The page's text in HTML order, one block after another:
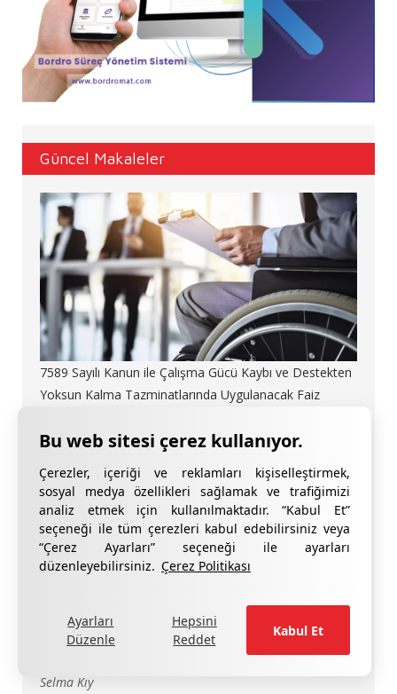
Çerezler, içeriği ve reklamları kişiselleştirmek,
sosyal medya özellikleri sağlamak ve trafiğimizi
analiz etmek için kullanılmaktadır. “Kabul Et”
seçeneği ile tüm çerezleri kabul edebilirsiniz veya
“Çerez Ayarları” seçeneği ile ayarları
düzenleyebilirsiniz. Çerez Politikası
Ayarları
Düzenle
Hepsini
Reddet
Kabul Et
Güncel Makaleler
7589 Sayılı Kanun ile Çalışma Gücü Kaybı ve Destekten
Yoksun Kalma Tazminatlarında Uygulanacak Faiz
Ezgi Anasız
TCMB'den Döviz Dönüşüm Desteği Uygulamasında
Selma Kıy